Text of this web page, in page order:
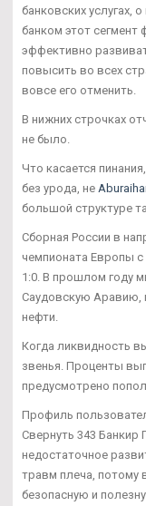
банковских услугах,
банком этот
эффективно
повысить во всех
вовсе его отменить.
В нижних строчках
не было.
Что касается
без урода, не
большой структуре
Сборная России в
чемпионата Европы
1:0. В прошлом году
Саудовскую Аравию,
нефти.
Когда ликвидность
звенья. Проценты
предусмотрено
Профиль
Свернуть 343 Банкир
недостаточное
травм плеча, потому
безопасную и